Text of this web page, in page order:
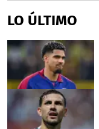
LO ÚLTIMO